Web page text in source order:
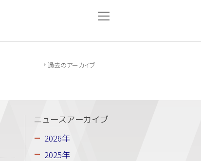
過去のアーカイブ
ニュースアーカイブ
2026年
2025年